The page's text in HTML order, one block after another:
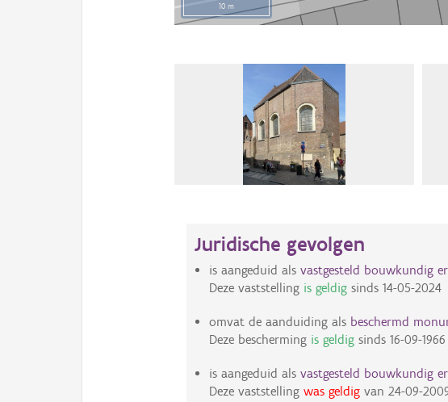
10 m
Juridische gevolgen
is aangeduid als vastgesteld bouwkundig
Deze vaststelling is geldigsinds 14-05-2024
omvat de aanduiding als beschermd
Deze bescherming is geldigsinds 16-09-1966
is aangeduid als vastgesteld bouwkundig
Deze vaststelling was geldigvan 24-09-